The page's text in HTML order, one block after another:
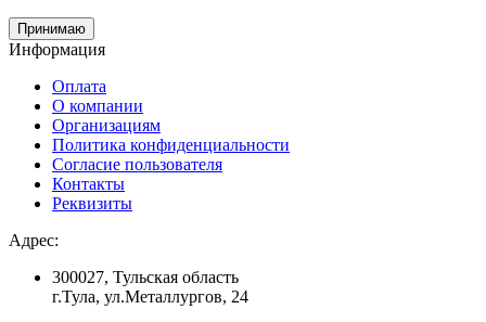
Принимаю
Информация
Оплата
О компании
Организациям
Политика конфиденциальности
Согласие пользователя
Контакты
Реквизиты
Адрес:
300027, Тульская область
г.Тула, ул.Металлургов, 24